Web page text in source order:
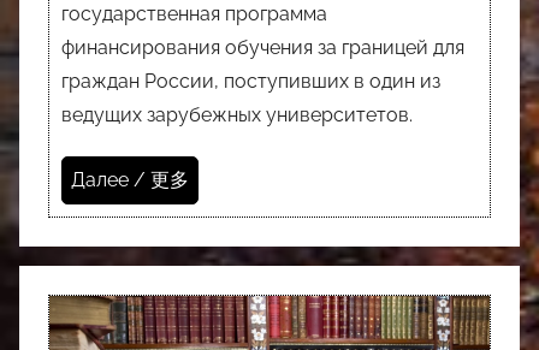
государственная программа
финансирования обучения за границей для
граждан России, поступивших в один из
ведущих зарубежных университетов.
Далее / 更多